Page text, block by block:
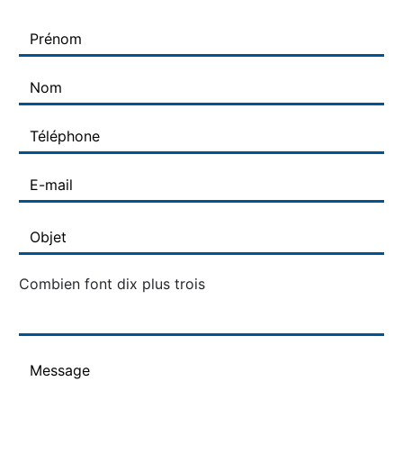
Combien font dix plus trois